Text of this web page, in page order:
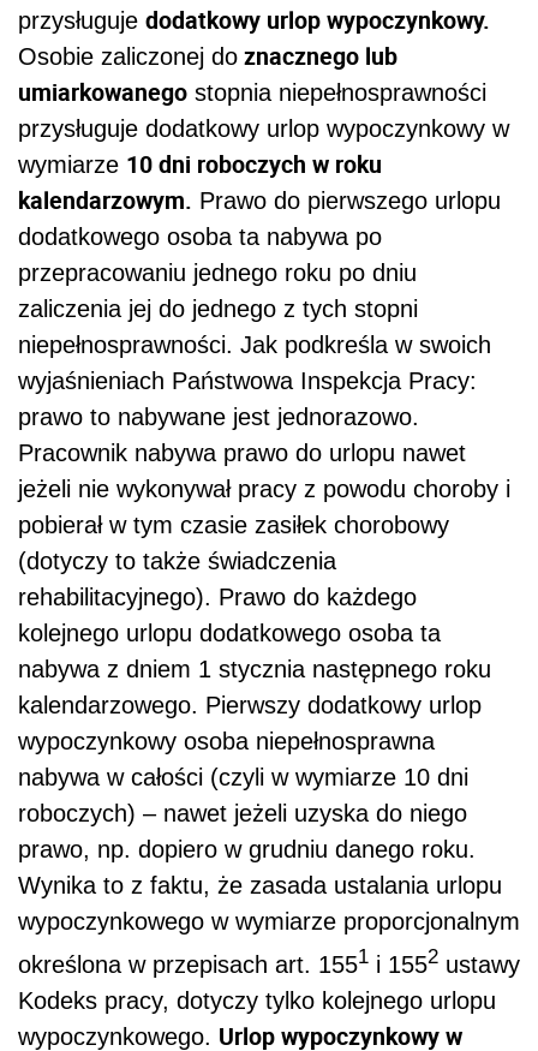
przysługuje dodatkowy urlop wypoczynkowy.
Osobie zaliczonej do znacznego lub
umiarkowanego stopnia niepełnosprawności
przysługuje dodatkowy urlop wypoczynkowy w
wymiarze 10 dni roboczych w roku
kalendarzowym. Prawo do pierwszego urlopu
dodatkowego osoba ta nabywa po
przepracowaniu jednego roku po dniu
zaliczenia jej do jednego z tych stopni
niepełnosprawności. Jak podkreśla w swoich
wyjaśnieniach Państwowa Inspekcja Pracy:
prawo to nabywane jest jednorazowo.
Pracownik nabywa prawo do urlopu nawet
jeżeli nie wykonywał pracy z powodu choroby i
pobierał w tym czasie zasiłek chorobowy
(dotyczy to także świadczenia
rehabilitacyjnego). Prawo do każdego
kolejnego urlopu dodatkowego osoba ta
nabywa z dniem 1 stycznia następnego roku
kalendarzowego. Pierwszy dodatkowy urlop
wypoczynkowy osoba niepełnosprawna
nabywa w całości (czyli w wymiarze 10 dni
roboczych) – nawet jeżeli uzyska do niego
prawo, np. dopiero w grudniu danego roku.
Wynika to z faktu, że zasada ustalania urlopu
wypoczynkowego w wymiarze proporcjonalnym
określona w przepisach art. 1551 i 1552 ustawy
Kodeks pracy, dotyczy tylko kolejnego urlopu
wypoczynkowego. Urlop wypoczynkowy w